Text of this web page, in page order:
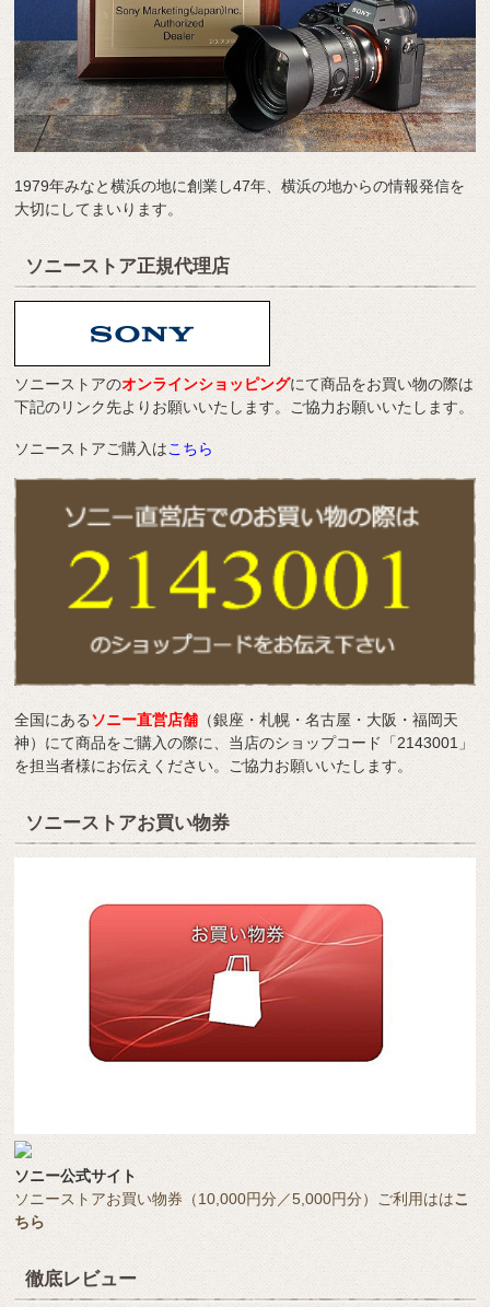
1979年みなと横浜の地に創業し47年、横浜の地からの情報発信を
大切にしてまいります。
ソニーストア正規代理店
ソニーストアのオンラインショッピングにて商品をお買い物の際は
下記のリンク先よりお願いいたします。ご協力お願いいたします。
ソニーストアご購入はこちら
全国にあるソニー直営店舗 （銀座・札幌・名古屋・大阪・福岡天
神）にて商品をご購入の際に、当店のショップコード「2143001」
を担当者様にお伝えください。ご協力お願いいたします。
ソニーストアお買い物券
ソニー公式サイト
ソニーストアお買い物券（10,000円分／5,000円分）ご利用ははこ
ちら
徹底レビュー